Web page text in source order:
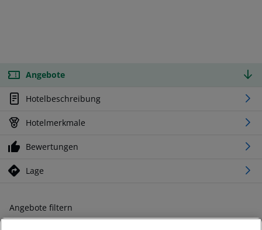
Angebote
Hotelbeschreibung
Hotelmerkmale
Bewertungen
Lage
Angebote filtern
Ändern Sie Ihre Kriterien nach Ihren Wünschen